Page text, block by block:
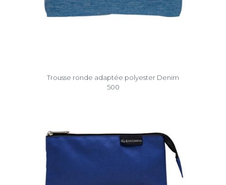
Trousse ronde adaptée polyester Denim
500